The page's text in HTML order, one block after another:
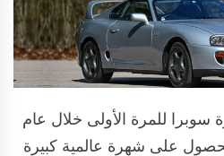
سوبرا للمرة الأولى خلال عام
الحصول على شهرة عالمية كبيرة